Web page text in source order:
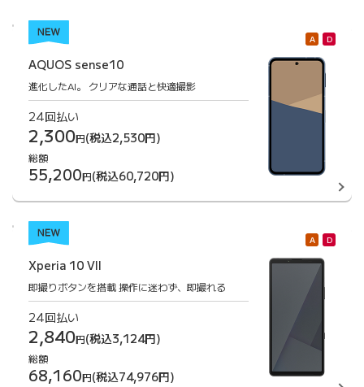
A D
AQUOS sense10
進化したAI。 クリアな通話と快適撮影
24回払い
2,300円(税込2,530円)
総額
55,200円(税込60,720円)
A D
Xperia 10 VII
即撮りボタンを搭載操作に迷わず、即撮れる
24回払い
2,840円(税込3,124円)
総額
68,160円(税込74,976円)